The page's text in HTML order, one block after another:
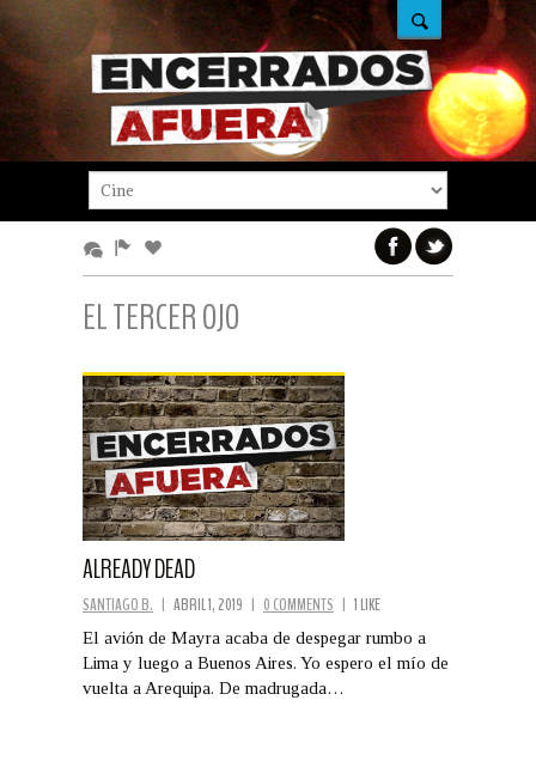
EL TERCER OJO
ALREADY DEAD
SANTIAGO B. | ABRIL 1, 2019 | 0 COMMENTS | 1 LIKE
El avión de Mayra acaba de despegar rumbo a
Lima y luego a Buenos Aires. Yo espero el mío de
vuelta a Arequipa. De madrugada…